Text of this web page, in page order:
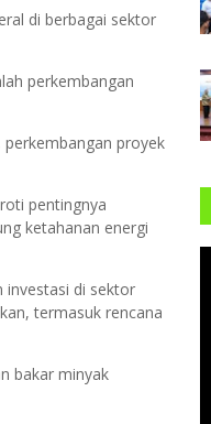
di berbagai sektor
perkembangan
proyek
pentingnya
ketahanan energi
investasi di sektor
termasuk rencana
bakar minyak